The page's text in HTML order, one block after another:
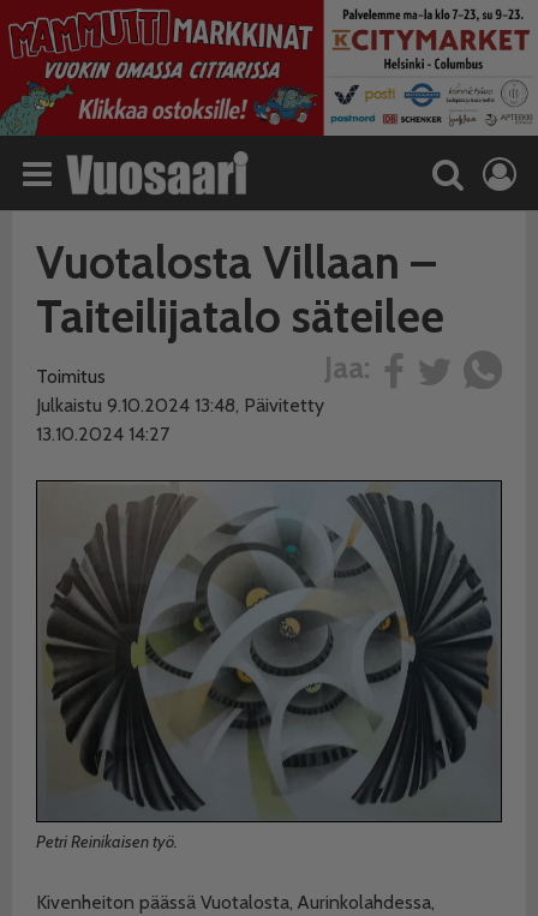
Vuotalosta Villaan –
Taiteilijatalo säteilee
Jaa:
Toimitus
Julkaistu 9.10.2024 13:48, Päivitetty
13.10.2024 14:27
Petri Reinikaisen työ.
Kivenheiton päässä Vuotalosta, Aurinkolahdessa,